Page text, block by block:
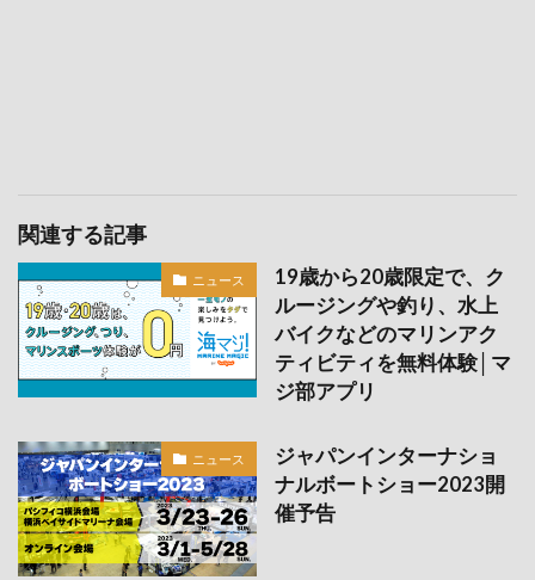
関連する記事
ニュース
19歳から20歳限定で、ク
ルージングや釣り、水上
バイクなどのマリンアク
ティビティを無料体験│マ
ジ部アプリ
ニュース
ジャパンインターナショ
ナルボートショー2023開
催予告